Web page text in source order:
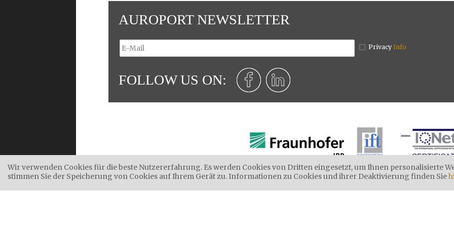
Wir verwenden Cookies für die beste Nutzererfahrung. Es werden Cookies von Dritten eingesetzt, um Ihnen personalisierte
stimmen Sie der Speicherung von Cookies auf Ihrem Gerät zu. Informationen zu Cookies und ihrer Deaktivierung finden Sie
IT // DE // EN // RU
AUROPORT NEWSLETTER
Privacy Info
FOLLOW US ON:
©2026Auroport G.m.b.H.||Rienzfeldstraße 38||I - 39031Bruneck||Tel.+39 0474 551 084||8:00 -